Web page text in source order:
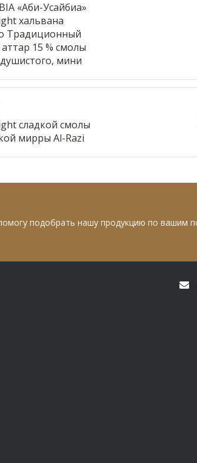
«Аби-Усайбиа»
хальвана
Традиционный
15 % смолы
мини
сладкой смолы
мирры Al-Razi
подобрать нашу продукцию по вашим